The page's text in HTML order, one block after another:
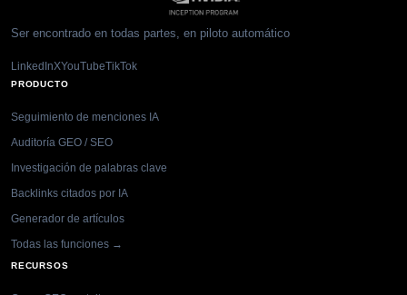
Ser encontrado en todas partes, en piloto automático
LinkedInXYouTubeTikTok
PRODUCTO
Seguimiento de menciones IA
Auditoría GEO / SEO
Investigación de palabras clave
Backlinks citados por IA
Generador de artículos
Todas las funciones →
RECURSOS